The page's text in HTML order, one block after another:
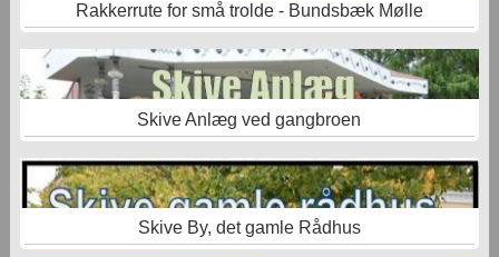
Rakkerrute for små trolde - Bundsbæk Mølle
Skive Anlæg ved gangbroen
Skive By, det gamle Rådhus